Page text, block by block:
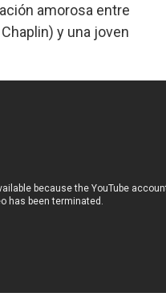
amorosa entre
y una joven